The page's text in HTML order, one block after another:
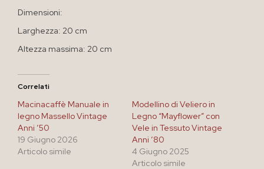
Dimensioni:
Larghezza: 20 cm
Altezza massima: 20 cm
Correlati
Macinacaffè Manuale in
legno Massello Vintage
Anni ’50
19 Giugno 2026
Articolo simile
Modellino di Veliero in
Legno “Mayflower” con
Vele in Tessuto Vintage
Anni ’80
4 Giugno 2025
Articolo simile